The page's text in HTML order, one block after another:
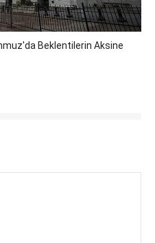
Beklentilerin Aksine